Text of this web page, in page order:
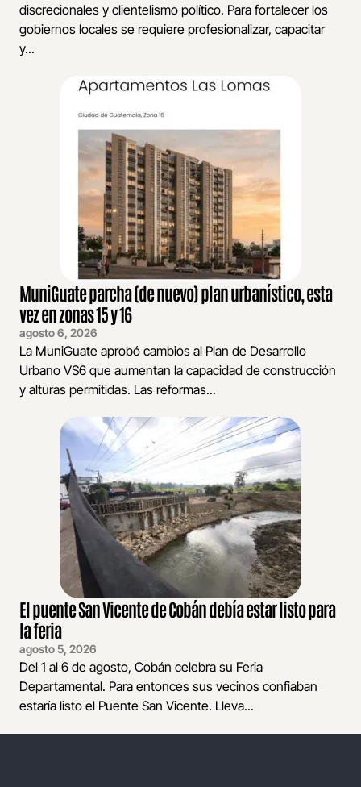
discrecionales y clientelismo político. Para fortalecer los
gobiernos locales se requiere profesionalizar, capacitar
y...
MuniGuate parcha (de nuevo) plan urbanístico, esta
vez en zonas 15 y 16
agosto 6, 2026
La MuniGuate aprobó cambios al Plan de Desarrollo
Urbano VS6 que aumentan la capacidad de construcción
y alturas permitidas. Las reformas...
El puente San Vicente de Cobán debía estar listo para
la feria
agosto 5, 2026
Del 1 al 6 de agosto, Cobán celebra su Feria
Departamental. Para entonces sus vecinos confiaban
estaría listo el Puente San Vicente. Lleva...